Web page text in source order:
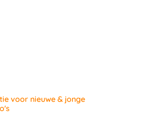
voor nieuwe & jonge